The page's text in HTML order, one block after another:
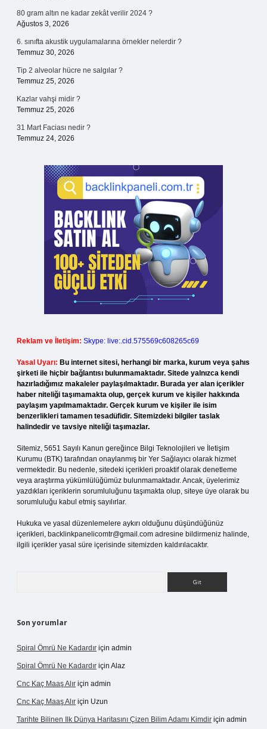
80 gram altın ne kadar zekât verilir 2024 ?
Ağustos 3, 2026
6. sınıfta akustik uygulamalarına örnekler nelerdir ?
Temmuz 30, 2026
Tip 2 alveolar hücre ne salgılar ?
Temmuz 25, 2026
Kazlar vahşi midir ?
Temmuz 25, 2026
31 Mart Faciası nedir ?
Temmuz 24, 2026
Reklam ve İletişim: Skype: live:.cid.575569c608265c69
Yasal Uyarı: Bu internet sitesi, herhangi bir marka, kurum veya şahıs
şirketi ile hiçbir bağlantısı bulunmamaktadır. Sitede yalnızca kendi
hazırladığımız makaleler paylaşılmaktadır. Burada yer alan içerikler
haber niteliği taşımamakta olup, gerçek kurum ve kişiler hakkında
paylaşım yapılmamaktadır. Gerçek kurum ve kişiler ile isim
benzerlikleri tamamen tesadüfidir. Sitemizdeki bilgiler taslak
halindedir ve tavsiye niteliği taşımazlar.
Sitemiz, 5651 Sayılı Kanun gereğince Bilgi Teknolojileri ve İletişim
Kurumu (BTK) tarafından onaylanmış bir Yer Sağlayıcı olarak hizmet
vermektedir. Bu nedenle, sitedeki içerikleri proaktif olarak denetleme
veya araştırma yükümlülüğümüz bulunmamaktadır. Ancak, üyelerimiz
yazdıkları içeriklerin sorumluluğunu taşımakta olup, siteye üye olarak bu
sorumluluğu kabul etmiş sayılırlar.
Hukuka ve yasal düzenlemelere aykırı olduğunu düşündüğünüz
içerikleri, backlinkpanelicomtr@gmail.com adresine bildirmeniz halinde,
ilgili içerikler yasal süre içerisinde sitemizden kaldırılacaktır.
Son yorumlar
Spiral Ömrü Ne Kadardır için admin
Spiral Ömrü Ne Kadardır için Alaz
Cnc Kaç Maaş Alır için admin
Cnc Kaç Maaş Alır için Uzun
Tarihte Bilinen Ilk Dünya Haritasını Çizen Bilim Adamı Kimdir için admin